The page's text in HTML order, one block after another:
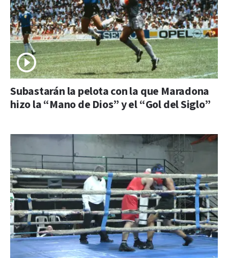
Subastarán la pelota con la que Maradona
hizo la “Mano de Dios” y el “Gol del Siglo”